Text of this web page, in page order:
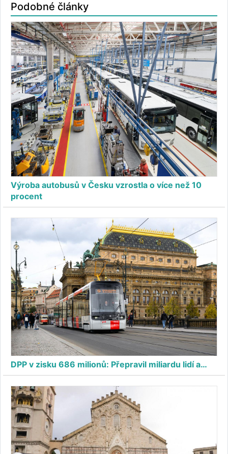
Podobné články
Výroba autobusů v Česku vzrostla o více než 10
procent
DPP v zisku 686 milionů: Přepravil miliardu lidí a…